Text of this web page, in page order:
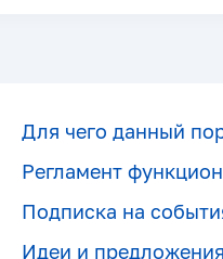
Для чего данный
Регламент
Подписка на
Идеи и предложения